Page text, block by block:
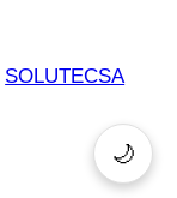
🌙
SOLUTECSA